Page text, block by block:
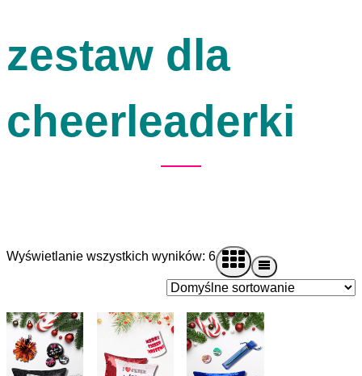
zestaw dla
cheerleaderki
Wyświetlanie wszystkich wyników: 6